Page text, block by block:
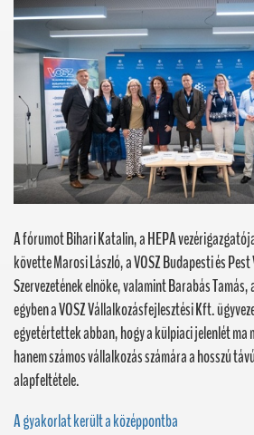
A fórumot Bihari Katalin, a HEPA
követte Marosi László, a VOSZ Budapesti és
Szervezetének elnöke, valamint Barabás Tamás,
egyben a VOSZ Vállalkozásfejlesztési Kft.
egyetértettek abban, hogy a külpiaci jelenlét ma
hanem számos vállalkozás számára a hosszú
alapfeltétele.
A gyakorlat került a középpontba